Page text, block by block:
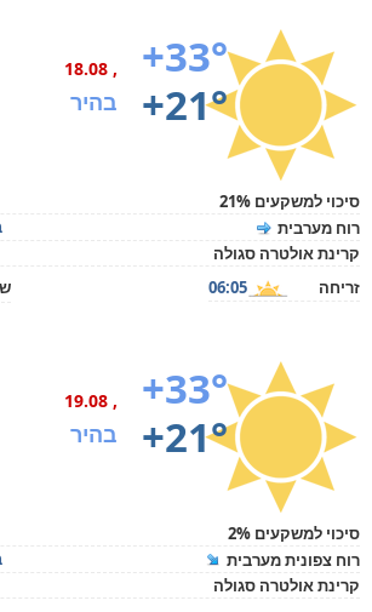
+33°
+21°
, 18.08
בהיר
סיכוי למשקעים 21%
רוח מערבית
קרינת אולטרה סגולה
זריחה
06:05
+33°
+21°
, 19.08
בהיר
סיכוי למשקעים 2%
רוח צפונית מערבית
קרינת אולטרה סגולה